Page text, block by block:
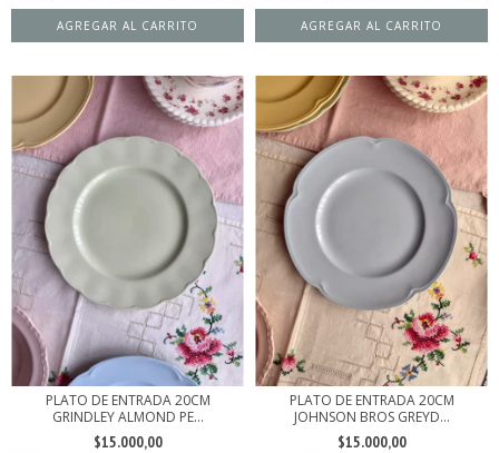
PLATO DE ENTRADA 20CM
GRINDLEY ALMOND PE...
$15.000,00
PLATO DE ENTRADA 20CM
JOHNSON BROS GREYD...
$15.000,00